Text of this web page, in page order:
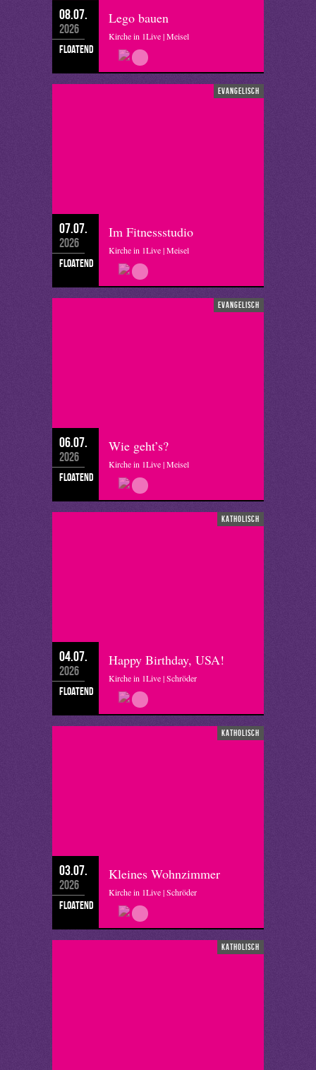
08.07.
2026
floatend
Lego bauen
Kirche in 1Live | Meisel
evangelisch
07.07.
2026
floatend
Im Fitnessstudio
Kirche in 1Live | Meisel
evangelisch
06.07.
2026
floatend
Wie geht’s?
Kirche in 1Live | Meisel
katholisch
04.07.
2026
floatend
Happy Birthday, USA!
Kirche in 1Live | Schröder
katholisch
03.07.
2026
floatend
Kleines Wohnzimmer
Kirche in 1Live | Schröder
katholisch